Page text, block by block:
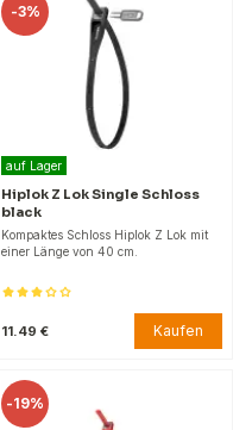
-3%
auf Lager
Hiplok Z Lok Single Schloss
black
Kompaktes Schloss Hiplok Z Lok mit
einer Länge von 40 cm.
11.49 € Kaufen
-19%